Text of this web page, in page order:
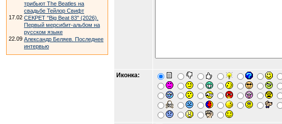
трибьют The Beatles на
свадьбе Тейлор Свифт
17.02 СЕКРЕТ "Big Beat 83" (2026).
Первый мерсибит-альбом на
русском языке
22.09 Александр Беляев. Последнее
интервью
Иконка: